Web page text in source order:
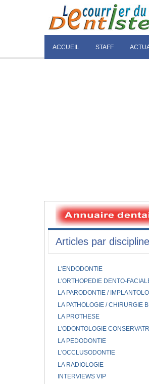
ACCUEIL STAFF
Articles par discipline
L'ENDODONTIE
L'ORTHOPEDIE DENTO-
LA PARODONTIE /
LA PATHOLOGIE / CHIRURGIE
LA PROTHESE
L'ODONTOLOGIE
LA PEDODONTIE
L'OCCLUSODONTIE
LA RADIOLOGIE
INTERVIEWS VIP